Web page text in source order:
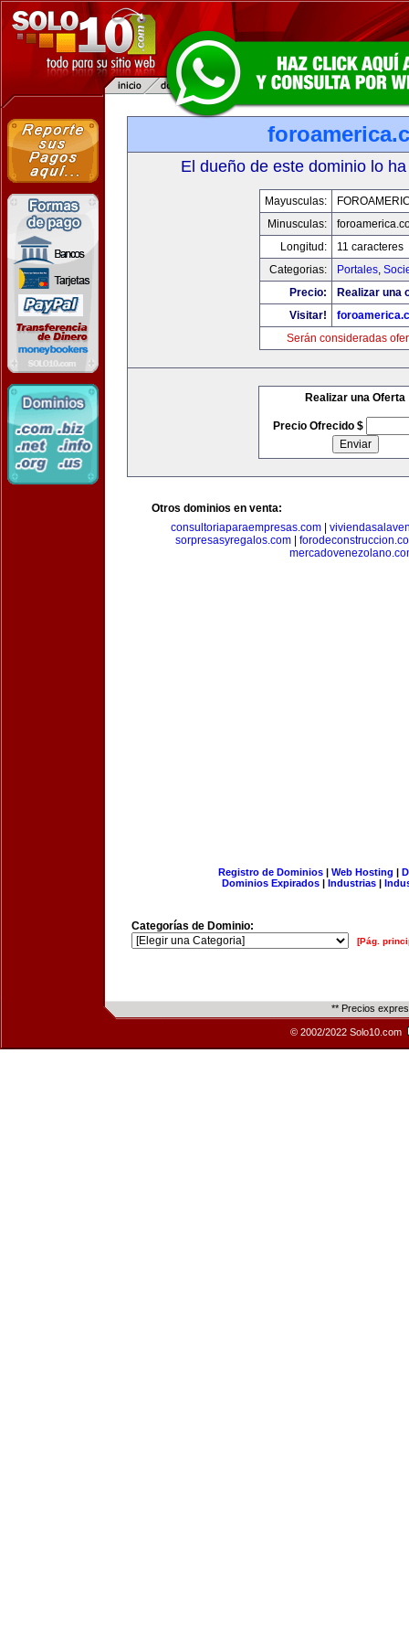
El dueño de este dominio lo
Mayusculas:
Minusculas:
Longitud:
11 caracteres
Categorias:
Portales,
Precio:
Realizar una
Visitar!
Serán consideradas
Realizar una Oferta
Precio Ofrecido $
Otros dominios en venta:
consultoriaparaempresas.com|
sorpresasyregalos.com|
Registro de Dominios| Web Hosting |
Dominios Expirados | Industrias |
Categorías de Dominio:
[Pág.
** Precios
© 2002/2022 Solo10.com